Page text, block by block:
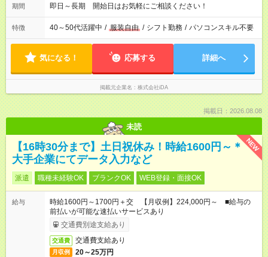
期間 即日～長期 開始日はお気軽にご相談ください！
特徴 40～50代活躍中 / 服装自由 / シフト勤務 / パソコンスキル不要
気になる！ 応募する 詳細へ
掲載元企業名 株式会社iDA
掲載日：2026.08.08
未読
NEW
【16時30分まで】土日祝休み！時給1600円～＊
大手企業にてデータ入力など
派遣 職種未経験OK ブランクOK WEB登録・面接OK
給与
時給1600円～1700円＋交 【月収例】224,000円～ ■給与の
前払いが可能な速払いサービスあり
交通費別途支給あり
交通費 交通費支給あり
月収例 20～25万円